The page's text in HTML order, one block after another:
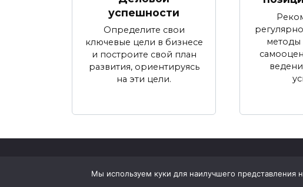
успешности
Определите свои
ключевые цели в бизнесе
и построите свой план
развития, ориентируясь
на эти цели.
© 2026 Жизнь и Психология
Мы используем куки для наилучшего представления